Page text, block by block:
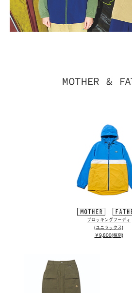
ブロッキングフーディ
(ユニセックス)
￥9,800(税別)